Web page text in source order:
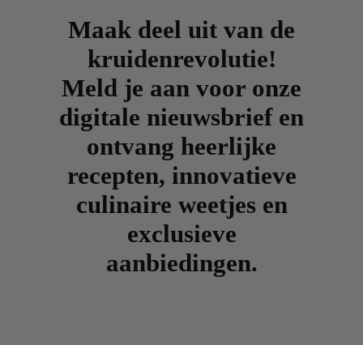
Maak deel uit van de
kruidenrevolutie!
Meld je aan voor onze
digitale nieuwsbrief en
ontvang heerlijke
recepten, innovatieve
culinaire weetjes en
exclusieve
aanbiedingen.